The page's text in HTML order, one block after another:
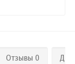
Отзывы 0